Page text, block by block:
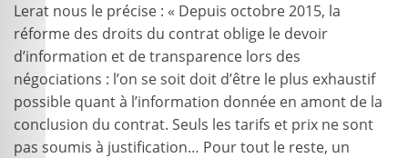
Lerat nous le précise : « Depuis octobre 2015, la
réforme des droits du contrat oblige le devoir
d’information et de transparence lors des
négociations : l’on se soit doit d’être le plus exhaustif
possible quant à l’information donnée en amont de la
conclusion du contrat. Seuls les tarifs et prix ne sont
pas soumis à justification… Pour tout le reste, un